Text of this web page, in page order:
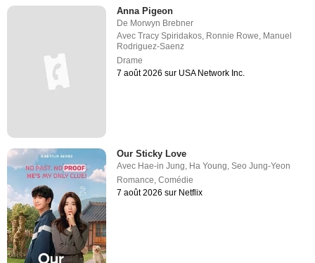
Anna Pigeon
De Morwyn Brebner
AvecTracy Spiridakos, Ronnie Rowe, Manuel
Rodriguez-Saenz
Drame
7 août 2026 sur USA Network Inc.
Our Sticky Love
Avec Hae-in Jung, Ha Young,Seo Jung-Yeon
Romance,Comédie
7 août 2026 sur Netflix